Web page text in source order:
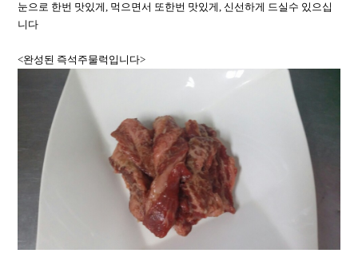
눈으로 한번 맛있게, 먹으면서 또한번 맛있게, 신선하게 드실수 있으십
니다
<완성된 즉석주물럭입니다>